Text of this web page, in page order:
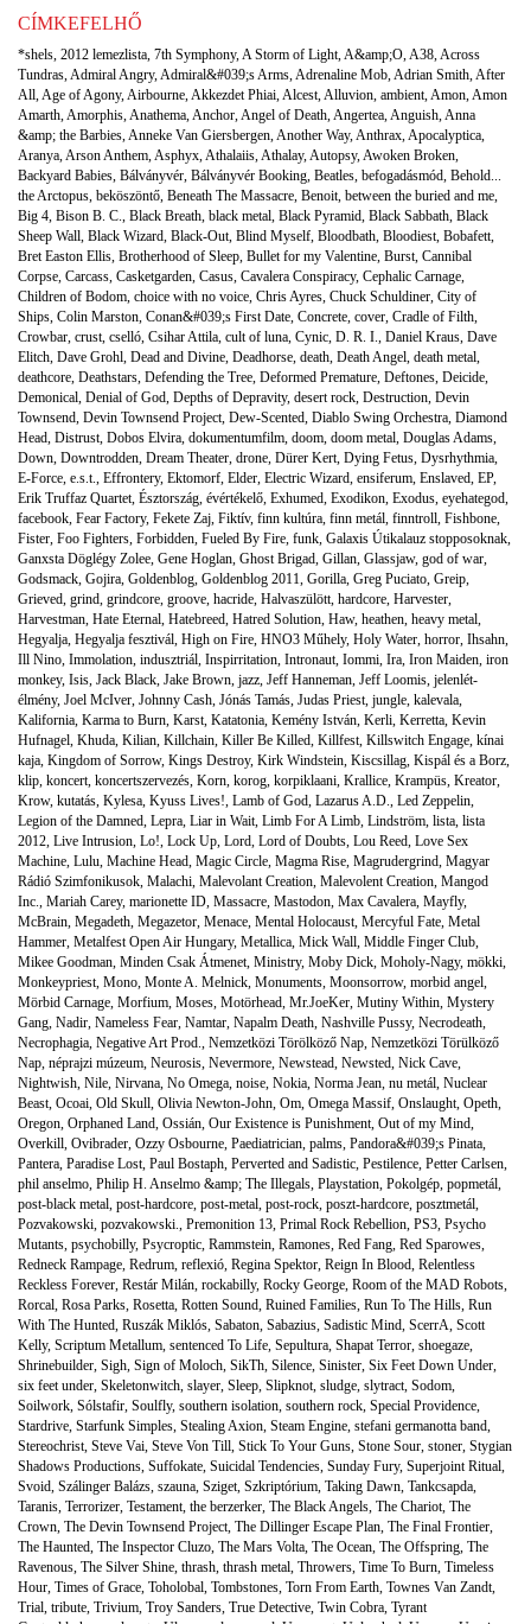
CÍMKEFELHŐ
*shels, 2012 lemezlista, 7th Symphony,A Storm of Light,A&amp;O,A38,Across
Tundras,Admiral Angry,Admiral&#039;s Arms,Adrenaline Mob,Adrian Smith,After
All,Age of Agony,Airbourne,Akkezdet Phiai,Alcest,Alluvion, ambient,Amon,Amon
Amarth,Amorphis,Anathema,Anchor,Angel of Death,Angertea,Anguish,Anna
&amp; the Barbies,Anneke Van Giersbergen,Another Way,Anthrax,Apocalyptica,
Aranya,Arson Anthem,Asphyx,Athalaiis,Athalay,Autopsy,Awoken Broken,
Backyard Babies, Bálványvér, Bálványvér Booking, Beatles, befogadásmód, Behold...
the Arctopus, beköszöntő, Beneath The Massacre, Benoit, between the buried and me,
Big 4, Bison B. C., Black Breath, black metal, Black Pyramid, Black Sabbath, Black
Sheep Wall, Black Wizard, Black-Out, Blind Myself, Bloodbath, Bloodiest, Bobafett,
Bret Easton Ellis, Brotherhood of Sleep, Bullet for my Valentine, Burst, Cannibal
Corpse, Carcass, Casketgarden, Casus, Cavalera Conspiracy, Cephalic Carnage,
Children of Bodom, choice with no voice, Chris Ayres, Chuck Schuldiner, City of
Ships, Colin Marston, Conan&#039;s First Date, Concrete, cover, Cradle of Filth,
Crowbar, crust, cselló, Csihar Attila, cult of luna, Cynic, D. R. I., Daniel Kraus, Dave
Elitch, Dave Grohl, Dead and Divine, Deadhorse, death, Death Angel, death metal,
deathcore, Deathstars, Defending the Tree, Deformed Premature, Deftones, Deicide,
Demonical, Denial of God, Depths of Depravity, desert rock, Destruction, Devin
Townsend, Devin Townsend Project, Dew-Scented, Diablo Swing Orchestra, Diamond
Head, Distrust, Dobos Elvira, dokumentumfilm, doom, doom metal, Douglas Adams,
Down, Downtrodden, Dream Theater, drone, Dürer Kert, Dying Fetus, Dysrhythmia,
E-Force, e.s.t., Effrontery, Ektomorf, Elder, Electric Wizard, ensiferum, Enslaved, EP,
Erik Truffaz Quartet, Észtország, évértékelő, Exhumed, Exodikon, Exodus, eyehategod,
facebook, Fear Factory, Fekete Zaj, Fiktív, finn kultúra, finn metál, finntroll, Fishbone,
Fister, Foo Fighters, Forbidden, Fueled By Fire, funk, Galaxis Útikalauz stopposoknak,
Ganxsta Döglégy Zolee, Gene Hoglan, Ghost Brigad, Gillan, Glassjaw, god of war,
Godsmack, Gojira, Goldenblog, Goldenblog 2011, Gorilla, Greg Puciato, Greip,
Grieved, grind, grindcore, groove, hacride, Halvaszülött, hardcore, Harvester,
Harvestman, Hate Eternal, Hatebreed, Hatred Solution, Haw, heathen, heavy metal,
Hegyalja, Hegyalja fesztivál, High on Fire, HNO3 Műhely, Holy Water, horror, Ihsahn,
Ill Nino, Immolation, indusztriál, Inspirritation, Intronaut, Iommi, Ira, Iron Maiden, iron
monkey, Isis, Jack Black, Jake Brown, jazz, Jeff Hanneman, Jeff Loomis, jelenlét-
élmény, Joel McIver, Johnny Cash, Jónás Tamás, Judas Priest, jungle, kalevala,
Kalifornia, Karma to Burn, Karst, Katatonia, Kemény István, Kerli, Kerretta, Kevin
Hufnagel, Khuda, Kilian, Killchain, Killer Be Killed, Killfest, Killswitch Engage, kínai
kaja, Kingdom of Sorrow, Kings Destroy, Kirk Windstein, Kiscsillag, Kispál és a Borz,
klip, koncert, koncertszervezés, Korn, korog, korpiklaani, Krallice, Krampüs, Kreator,
Krow, kutatás, Kylesa, Kyuss Lives!, Lamb of God, Lazarus A.D., Led Zeppelin,
Legion of the Damned, Lepra, Liar in Wait, Limb For A Limb, Lindström, lista, lista
2012, Live Intrusion, Lo!, Lock Up, Lord, Lord of Doubts, Lou Reed, Love Sex
Machine, Lulu, Machine Head, Magic Circle, Magma Rise, Magrudergrind, Magyar
Rádió Szimfonikusok, Malachi, Malevolant Creation, Malevolent Creation, Mangod
Inc., Mariah Carey, marionette ID, Massacre, Mastodon, Max Cavalera, Mayfly,
McBrain, Megadeth, Megazetor, Menace, Mental Holocaust, Mercyful Fate, Metal
Hammer, Metalfest Open Air Hungary, Metallica, Mick Wall, Middle Finger Club,
Mikee Goodman, Minden Csak Átmenet, Ministry, Moby Dick, Moholy-Nagy, mökki,
Monkeypriest, Mono, Monte A. Melnick, Monuments, Moonsorrow, morbid angel,
Mörbid Carnage, Morfium, Moses, Motörhead, Mr.JoeKer, Mutiny Within, Mystery
Gang, Nadir, Nameless Fear, Namtar, Napalm Death, Nashville Pussy, Necrodeath,
Necrophagia, Negative Art Prod., Nemzetközi Törölköző Nap, Nemzetközi Törülköző
Nap, néprajzi múzeum, Neurosis, Nevermore, Newstead, Newsted, Nick Cave,
Nightwish, Nile, Nirvana, No Omega, noise, Nokia, Norma Jean, nu metál, Nuclear
Beast, Ocoai, Old Skull, Olivia Newton-John, Om, Omega Massif, Onslaught, Opeth,
Oregon, Orphaned Land, Ossián, Our Existence is Punishment, Out of my Mind,
Overkill, Ovibrader, Ozzy Osbourne, Paediatrician, palms, Pandora&#039;s Pinata,
Pantera, Paradise Lost, Paul Bostaph, Perverted and Sadistic, Pestilence, Petter Carlsen,
phil anselmo, Philip H. Anselmo &amp; The Illegals, Playstation, Pokolgép, popmetál,
post-black metal, post-hardcore, post-metal, post-rock, poszt-hardcore, posztmetál,
Pozvakowski, pozvakowski., Premonition 13, Primal Rock Rebellion, PS3, Psycho
Mutants, psychobilly, Psycroptic, Rammstein, Ramones, Red Fang, Red Sparowes,
Redneck Rampage, Redrum, reflexió, Regina Spektor, Reign In Blood, Relentless
Reckless Forever, Restár Milán, rockabilly, Rocky George, Room of the MAD Robots,
Rorcal, Rosa Parks, Rosetta, Rotten Sound, Ruined Families, Run To The Hills, Run
With The Hunted, Ruszák Miklós, Sabaton, Sabazius, Sadistic Mind, ScerrA, Scott
Kelly, Scriptum Metallum, sentenced To Life, Sepultura, Shapat Terror, shoegaze,
Shrinebuilder, Sigh, Sign of Moloch, SikTh, Silence, Sinister, Six Feet Down Under,
six feet under, Skeletonwitch, slayer, Sleep, Slipknot, sludge, slytract, Sodom,
Soilwork, Sólstafir, Soulfly, southern isolation, southern rock, Special Providence,
Stardrive, Starfunk Simples, Stealing Axion, Steam Engine, stefani germanotta band,
Stereochrist, Steve Vai, Steve Von Till, Stick To Your Guns, Stone Sour, stoner, Stygian
Shadows Productions, Suffokate, Suicidal Tendencies, Sunday Fury, Superjoint Ritual,
Svoid, Szálinger Balázs, szauna, Sziget, Szkriptórium, Taking Dawn, Tankcsapda,
Taranis, Terrorizer, Testament, the berzerker, The Black Angels, The Chariot, The
Crown, The Devin Townsend Project, The Dillinger Escape Plan, The Final Frontier,
The Haunted, The Inspector Cluzo, The Mars Volta, The Ocean, The Offspring, The
Ravenous, The Silver Shine, thrash, thrash metal, Throwers, Time To Burn, Timeless
Hour, Times of Grace, Toholobal, Tombstones, Torn From Earth, Townes Van Zandt,
Trial, tribute, Trivium, Troy Sanders, True Detective, Twin Cobra, Tyrant